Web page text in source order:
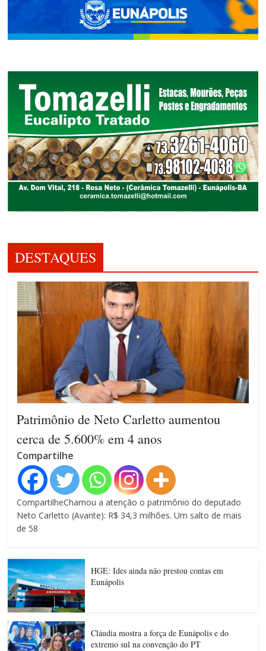
DESTAQUES
Patrimônio de Neto Carletto aumentou
cerca de 5.600% em 4 anos
Compartilhe
CompartilheChamou a atenção o patrimônio do deputado
Neto Carletto (Avante): R$ 34,3 milhões. Um salto de mais
de 58
HGE: Ides ainda não prestou contas em
Eunápolis
Cláudia mostra a força de Eunápolis e do
extremo sul na convenção do PT